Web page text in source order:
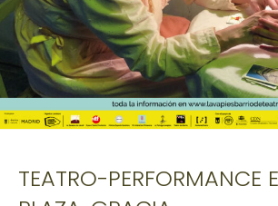
TEATRO-PERFORMANCE